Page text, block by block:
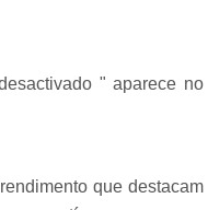
" aparece no
que destacam